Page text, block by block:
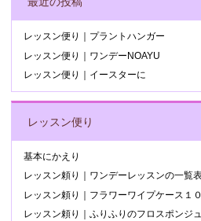
レッスン便り｜プラントハンガー
レッスン便り｜ワンデーNOAYU
レッスン便り｜イースターに
レッスン便り
基本にかえり
レッスン頼り｜ワンデーレッスンの一覧
レッスン頼り｜フラワーワイプケース１
レッスン頼り｜ふりふりのフロスポンジュ